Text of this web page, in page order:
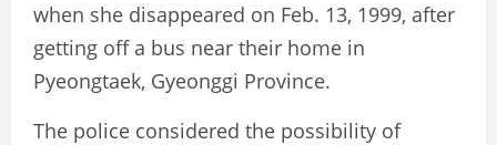
when she disappeared on Feb. 13, 1999, after
getting off a bus near their home in
Pyeongtaek, Gyeonggi Province.
The police considered the possibility of